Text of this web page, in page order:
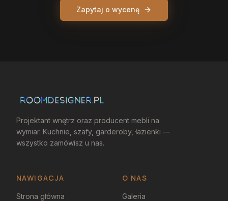
Zapytaj o wycenę
Projektant wnętrz oraz producent mebli na
wymiar. Kuchnie, szafy, garderoby, łazienki —
wszystko zamówisz u nas.
NAWIGACJA O NAS
Strona główna
Galeria